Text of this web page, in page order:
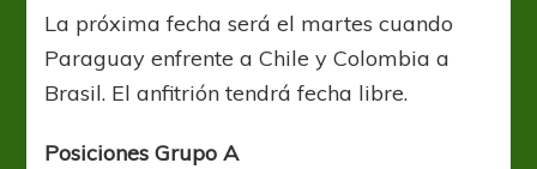
La próxima fecha será el martes cuando
Paraguay enfrente a Chile y Colombia a
Brasil. El anfitrión tendrá fecha libre.
Posiciones Grupo A